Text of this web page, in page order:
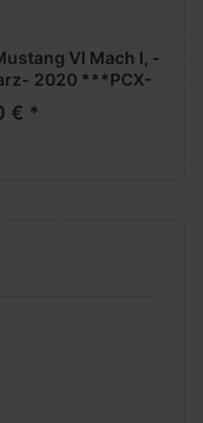
VI Mach I, -
2020 ***PCX-
€ *